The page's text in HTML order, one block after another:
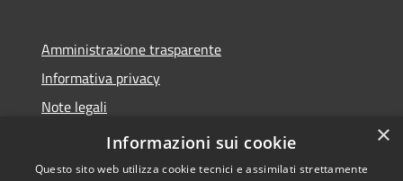
Amministrazione trasparente
Informativa privacy
Note legali
Dichiarazione di accessibilità
×
Informazioni sui cookie
Questo sito web utilizza cookie tecnici e assimilati strettamente